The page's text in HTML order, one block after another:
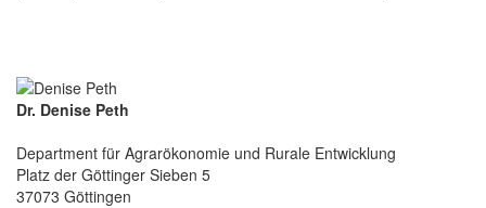
Dr. Denise Peth
Department für Agrarökonomie und Rurale Entwicklung
Platz der Göttinger Sieben 5
37073 Göttingen